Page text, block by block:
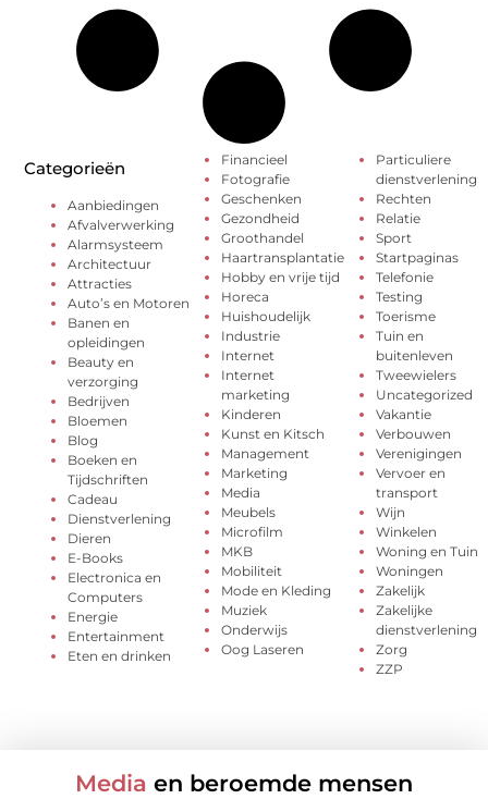
Categorieën
Aanbiedingen
Afvalverwerking
Alarmsysteem
Architectuur
Attracties
Auto’s en Motoren
Banen en
opleidingen
Beauty en
verzorging
Bedrijven
Bloemen
Blog
Boeken en
Tijdschriften
Cadeau
Dienstverlening
Dieren
E-Books
Electronica en
Computers
Energie
Entertainment
Eten en drinken
Financieel
Fotografie
Geschenken
Gezondheid
Groothandel
Haartransplantatie
Hobby en vrije tijd
Horeca
Huishoudelijk
Industrie
Internet
Internet
marketing
Kinderen
Kunst en Kitsch
Management
Marketing
Media
Meubels
Microfilm
MKB
Mobiliteit
Mode en Kleding
Muziek
Onderwijs
Oog Laseren
Particuliere
dienstverlening
Rechten
Relatie
Sport
Startpaginas
Telefonie
Testing
Toerisme
Tuin en
buitenleven
Tweewielers
Uncategorized
Vakantie
Verbouwen
Verenigingen
Vervoer en
transport
Wijn
Winkelen
Woning en Tuin
Woningen
Zakelijk
Zakelijke
dienstverlening
Zorg
ZZP
Media en beroemde mensen